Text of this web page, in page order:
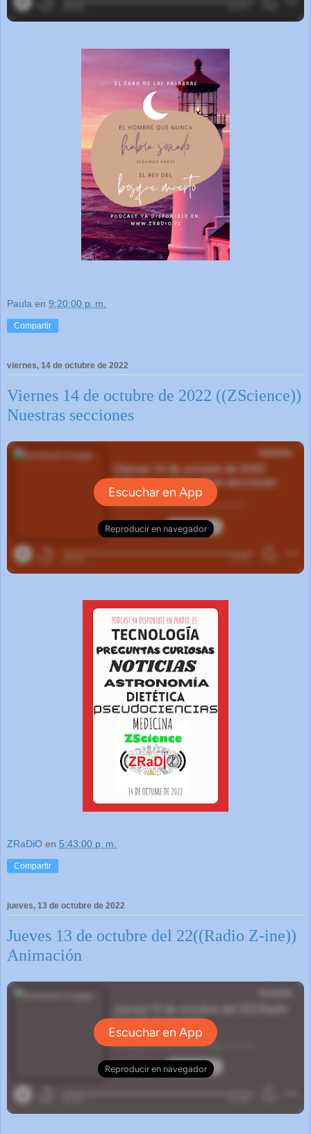
Paula en 9:20:00 p. m.
Compartir
viernes, 14 de octubre de 2022
Viernes 14 de octubre de 2022 ((ZScience))
Nuestras secciones
ZRaDiO en 5:43:00 p. m.
Compartir
jueves, 13 de octubre de 2022
Jueves 13 de octubre del 22((Radio Z-ine))
Animación